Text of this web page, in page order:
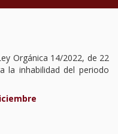
OFICIO
A LA CIUDADANÍA
Orgánica 14/2022, de 22
la inhabilidad del periodo